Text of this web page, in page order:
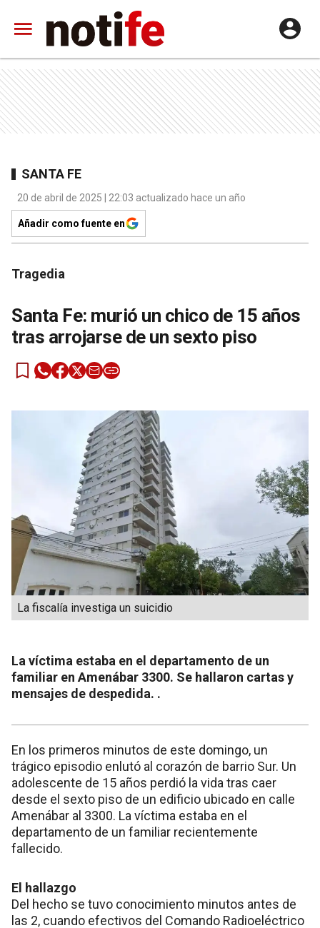
SANTA FE
20 de abril de 2025 | 22:03 actualizado hace un año
Añadir como fuente en
Tragedia
Santa Fe: murió un chico de 15 años
tras arrojarse de un sexto piso
La fiscalía investiga un suicidio
La víctima estaba en el departamento de un
familiar en Amenábar 3300. Se hallaron cartas y
mensajes de despedida. .
En los primeros minutos de este domingo, un
trágico episodio enlutó al corazón de barrio Sur. Un
adolescente de 15 años perdió la vida tras caer
desde el sexto piso de un edificio ubicado en calle
Amenábar al 3300. La víctima estaba en el
departamento de un familiar recientemente
fallecido.
El hallazgo
Del hecho se tuvo conocimiento minutos antes de
las 2, cuando efectivos del Comando Radioeléctrico